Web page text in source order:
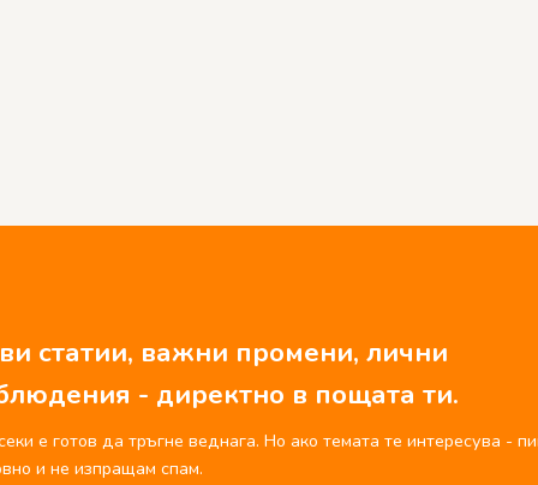
статии, важни промени, лични
- директно в пощата ти.
е готов да тръгне веднага. Но ако темата те интересува -
и не изпращам спам.